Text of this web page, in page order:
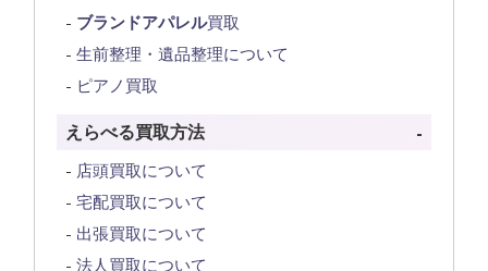
ブランドアパレル買取
生前整理・遺品整理について
ピアノ買取
えらべる買取方法
店頭買取について
宅配買取について
出張買取について
法人買取について